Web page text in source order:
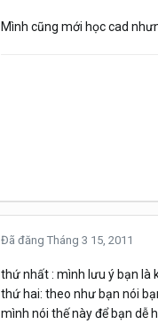
Mình cũng mới học cad
Đã đăng Tháng 3 15, 2011
thứ nhất : mình lưu ý bạn là
thứ hai: theo như bạn nói
mình nói thế này để bạn dễ